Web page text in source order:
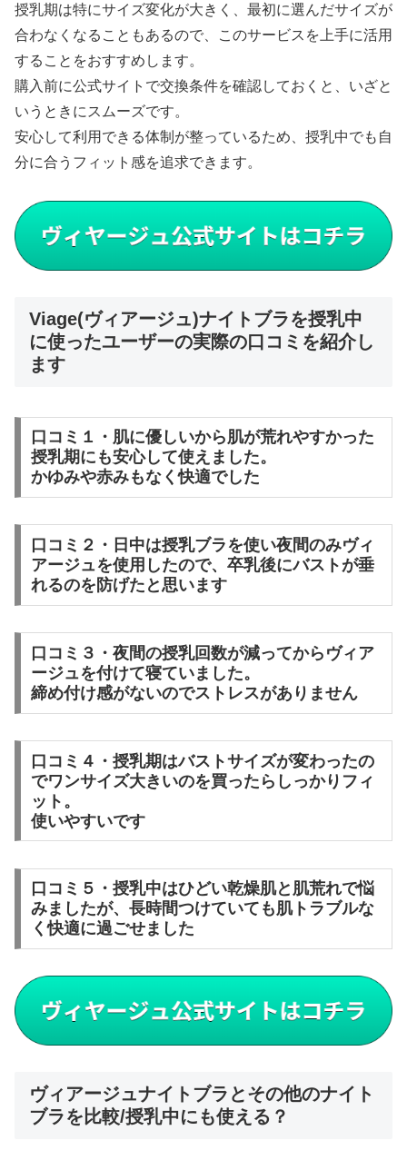
授乳期は特にサイズ変化が大きく、最初に選んだサイズが
合わなくなることもあるので、このサービスを上手に活用
することをおすすめします。
購入前に公式サイトで交換条件を確認しておくと、いざと
いうときにスムーズです。
安心して利用できる体制が整っているため、授乳中でも自
分に合うフィット感を追求できます。
Viage(ヴィアージュ)ナイトブラを授乳中
に使ったユーザーの実際の口コミを紹介し
ます
口コミ１・肌に優しいから肌が荒れやすかった
授乳期にも安心して使えました。
かゆみや赤みもなく快適でした
口コミ２・日中は授乳ブラを使い夜間のみヴィ
アージュを使用したので、卒乳後にバストが垂
れるのを防げたと思います
口コミ３・夜間の授乳回数が減ってからヴィア
ージュを付けて寝ていました。
締め付け感がないのでストレスがありません
口コミ４・授乳期はバストサイズが変わったの
でワンサイズ大きいのを買ったらしっかりフィ
ット。
使いやすいです
口コミ５・授乳中はひどい乾燥肌と肌荒れで悩
みましたが、長時間つけていても肌トラブルな
く快適に過ごせました
ヴィアージュナイトブラとその他のナイト
ブラを比較/授乳中にも使える？